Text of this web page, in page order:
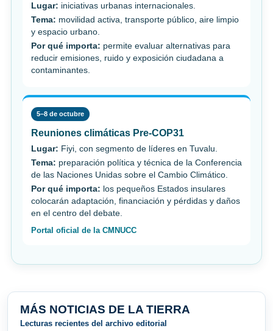
Lugar: iniciativas urbanas internacionales.
Tema: movilidad activa, transporte público, aire limpio
y espacio urbano.
Por qué importa: permite evaluar alternativas para
reducir emisiones, ruido y exposición ciudadana a
contaminantes.
5–8 de octubre
Reuniones climáticas Pre-COP31
Lugar: Fiyi, con segmento de líderes en Tuvalu.
Tema: preparación política y técnica de la Conferencia
de las Naciones Unidas sobre el Cambio Climático.
Por qué importa: los pequeños Estados insulares
colocarán adaptación, financiación y pérdidas y daños
en el centro del debate.
Portal oficial de la CMNUCC
MÁS NOTICIAS DE LA TIERRA
Lecturas recientes del archivo editorial